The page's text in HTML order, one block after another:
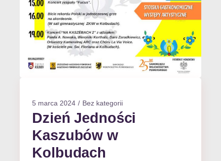
5 marca 2024 Bez kategorii
Dzień Jedności
Kaszubów w
Kolbudach